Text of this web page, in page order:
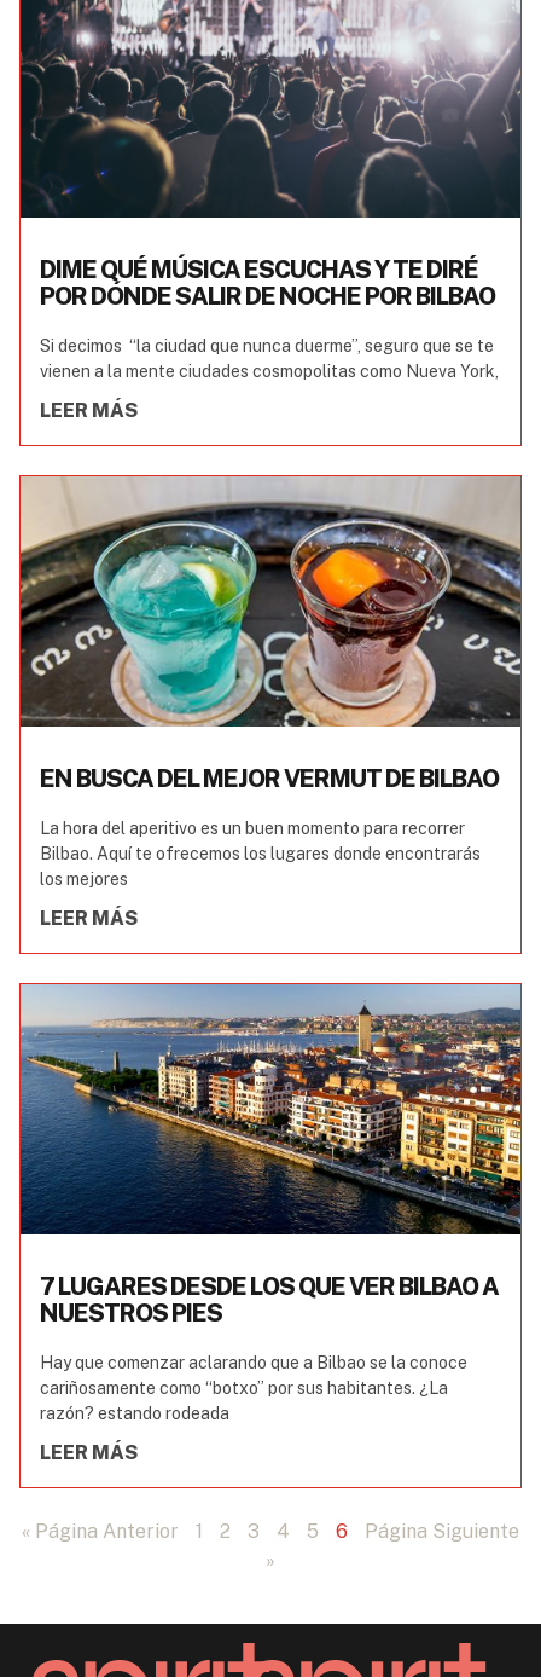
DIME QUÉ MÚSICA ESCUCHAS Y TE DIRÉ
POR DÓNDE SALIR DE NOCHE POR BILBAO
Si decimos “la ciudad que nunca duerme”, seguro que se te
vienen a la mente ciudades cosmopolitas como Nueva York,
LEER MÁS
EN BUSCA DEL MEJOR VERMUT DE BILBAO
La hora del aperitivo es un buen momento para recorrer
Bilbao. Aquí te ofrecemos los lugares donde encontrarás
los mejores
LEER MÁS
7 LUGARES DESDE LOS QUE VER BILBAO A
NUESTROS PIES
Hay que comenzar aclarando que a Bilbao se la conoce
cariñosamente como “botxo” por sus habitantes. ¿La
razón? estando rodeada
LEER MÁS
« Página Anterior 1 2 3 4 5 6
Página Siguiente
»